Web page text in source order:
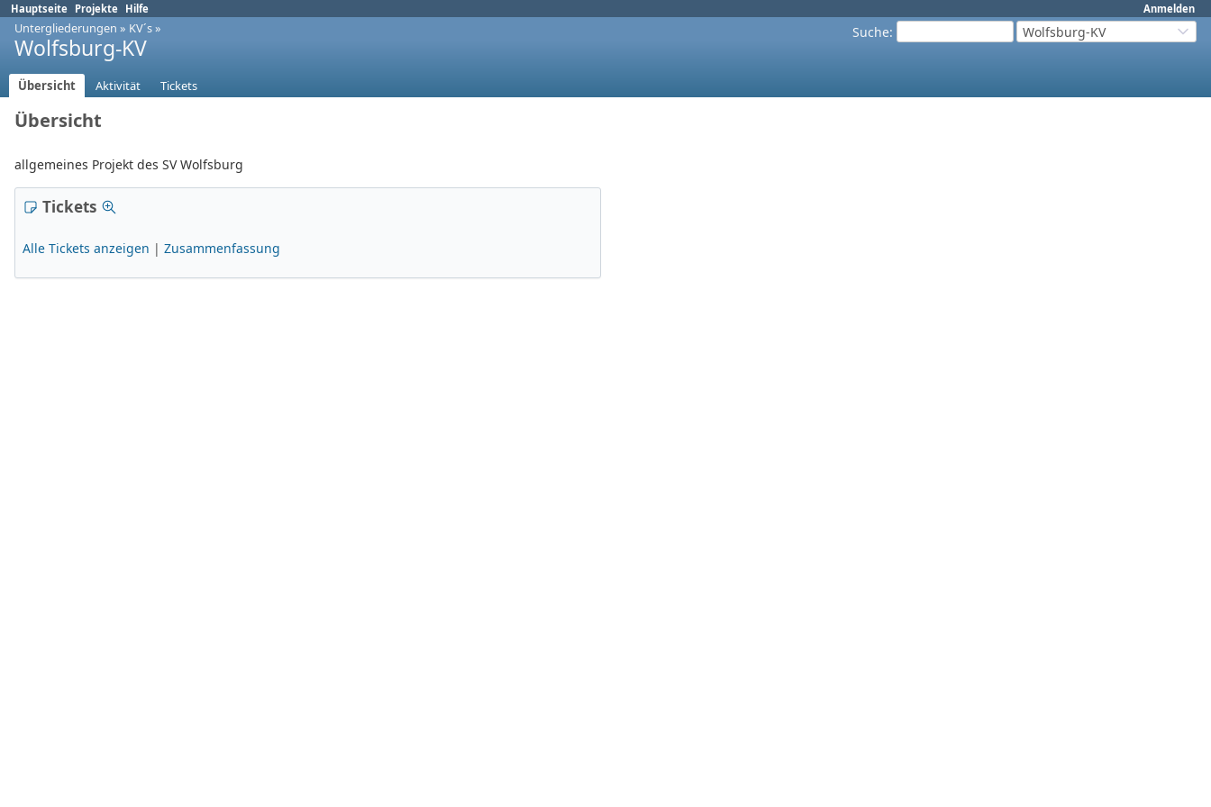
Anmelden
Hauptseite Projekte Hilfe
Suche: Wolfsburg-KV
Untergliederungen » KV´s»
Wolfsburg-KV
Übersicht Aktivität Tickets
Übersicht
allgemeines Projekt des SV Wolfsburg
Tickets
Alle Tickets anzeigen | Zusammenfassung